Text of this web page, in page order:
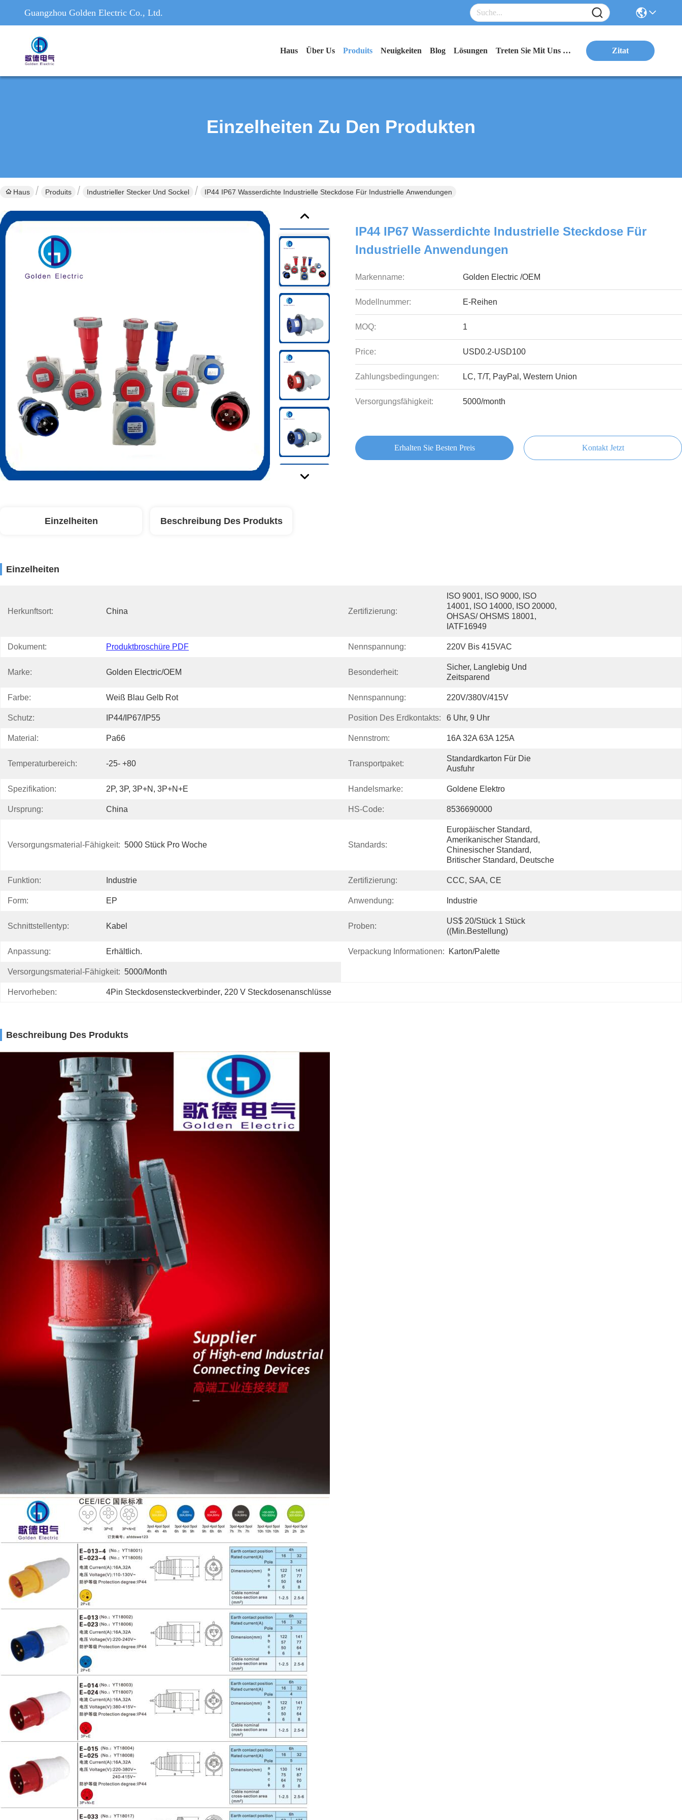
Guangzhou Golden Electric Co., Ltd.
Haus Über Us Produits Neuigkeiten Blog Lösungen Treten Sie Mit Uns In Verbindung Zitat
Einzelheiten Zu Den Produkten
Haus Produits Industrieller Stecker Und Sockel IP44 IP67 Wasserdichte Industrielle Steckdose Für Industrielle Anwendungen
IP44 IP67 Wasserdichte Industrielle Steckdose Für
Industrielle Anwendungen
Markenname: Golden Electric /OEM
Modellnummer: E-Reihen
MOQ: 1
Price: USD0.2-USD100
Zahlungsbedingungen: LC, T/T, PayPal, Western Union
Versorgungsfähigkeit: 5000/month
Erhalten Sie Besten Preis Kontakt Jetzt
Einzelheiten Beschreibung Des Produkts
Einzelheiten
Herkunftsort: China Zertifizierung:
ISO 9001, ISO 9000, ISO
14001, ISO 14000, ISO 20000,
OHSAS/ OHSMS 18001,
IATF16949
Dokument: Produktbroschüre PDF Nennspannung: 220V Bis 415VAC
Marke: Golden Electric/OEM Besonderheit:
Sicher, Langlebig Und
Zeitsparend
Farbe: Weiß Blau Gelb Rot Nennspannung: 220V/380V/415V
Schutz: IP44/IP67/IP55 Position Des Erdkontakts: 6 Uhr, 9 Uhr
Material: Pa66 Nennstrom: 16A 32A 63A 125A
Temperaturbereich: -25- +80 Transportpaket:
Standardkarton Für Die
Ausfuhr
Spezifikation: 2P, 3P, 3P+N, 3P+N+E Handelsmarke: Goldene Elektro
Ursprung: China HS-Code: 8536690000
Versorgungsmaterial-Fähigkeit: 5000 Stück Pro Woche Standards:
Europäischer Standard,
Amerikanischer Standard,
Chinesischer Standard,
Britischer Standard, Deutsche
Funktion: Industrie Zertifizierung: CCC, SAA, CE
Form: EP Anwendung: Industrie
Schnittstellentyp: Kabel Proben:
US$ 20/Stück 1 Stück
((Min.Bestellung)
Anpassung: Erhältlich. Verpackung Informationen: Karton/Palette
Versorgungsmaterial-Fähigkeit: 5000/month
Hervorheben: 4Pin Steckdosensteckverbinder, 220 V Steckdosenanschlüsse
Beschreibung Des Produkts